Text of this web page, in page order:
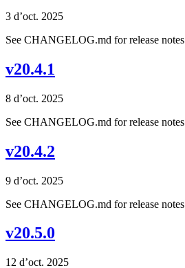
3 d’oct. 2025
See CHANGELOG.md for release notes
v20.4.1
8 d’oct. 2025
See CHANGELOG.md for release notes
v20.4.2
9 d’oct. 2025
See CHANGELOG.md for release notes
v20.5.0
12 d’oct. 2025